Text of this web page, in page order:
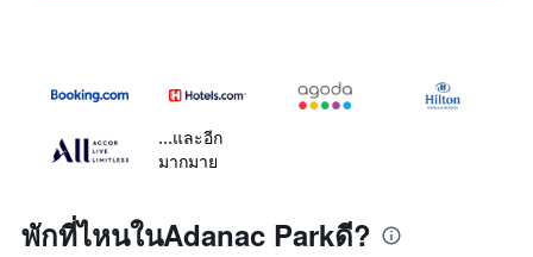
...และอีก
มากมาย
พักที่ไหนในAdanac Parkดี?